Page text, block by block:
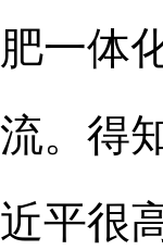
肥一体
流。得
近平很